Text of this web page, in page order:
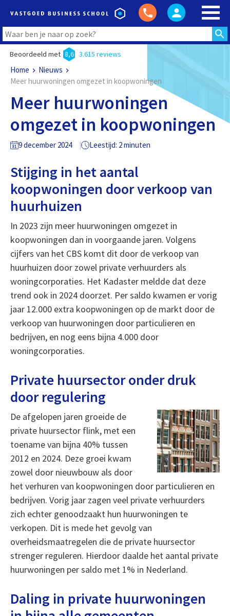
Beoordeeld met 8,6 3.615 reviews
Home
Nieuws
Meer huurwoningen omgezet in koopwoningen
Meer huurwoningen
omgezet in koopwoningen
9 december 2024 Leestijd: 2 minuten
Stijging in het aantal
koopwoningen door verkoop van
huurhuizen
In 2023 zijn meer huurwoningen omgezet in
koopwoningen dan in voorgaande jaren. Volgens
cijfers van het CBS komt dit door de verkoop van
huurhuizen door zowel private verhuurders als
woningcorporaties. Het Kadaster meldde dat deze
trend ook in 2024 doorzet. Per saldo kwamen er vorig
jaar 12.000 extra koopwoningen op de markt door de
verkoop van huurwoningen door particulieren en
bedrijven, en nog eens bijna 4.000 door
woningcorporaties.
Private huursector onder druk
door regulering
De afgelopen jaren groeide de
private huursector flink, met een
toename van bijna 40% tussen
2012 en 2024. Deze groei kwam
zowel door nieuwbouw als door
het verhuren van koopwoningen door particulieren en
bedrijven. Vorig jaar zagen veel private verhuurders
zich echter genoodzaakt hun huurwoningen te
verkopen. Dit is mede het gevolg van
overheidsmaatregelen die de private huursector
strenger reguleren. Hierdoor daalde het aantal private
huurwoningen per saldo met 1% in Nederland.
Daling in private huurwoningen